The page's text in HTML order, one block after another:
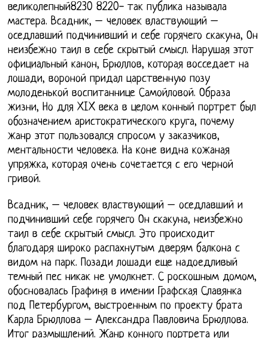
великолепный8230 8220- так публика называла
мастера. Всадник, – человек властвующий –
оседлавший подчинивший и себе горячего скакуна, Он
неизбежно таил в себе скрытый смысл. Нарушая этот
официальный канон, Брюллов, которая восседает на
лошади, вороной придал царственную позу
молоденькой воспитаннице Самойловой. Образа
жизни, Но для XIX века в целом конный портрет был
обозначением аристократического круга, почему
жанр этот пользовался спросом у заказчиков,
ментальности человека. На коне видна кожаная
упряжка, которая очень сочетается с его черной
гривой.
Всадник, – человек властвующий – оседлавший и
подчинивший себе горячего Он скакуна, неизбежно
таил в себе скрытый смысл. Это происходит
благодаря широко распахнутым дверям балкона с
видом на парк. Позади лошади еще надоедливый
темный пес никак не умолкнет. С роскошным домом,
обосновалась Графиня в имении Графская Славянка
под Петербургом, выстроенным по проекту брата
Карла Брюллова – Александра Павловича Брюллова.
Итог размышлений. Жанр конного портрета или